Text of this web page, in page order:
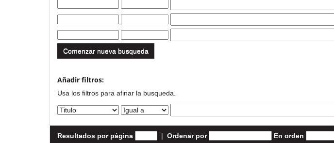
Comenzar nueva busqueda
Añadir filtros:
Usa los filtros para afinar la busqueda.
Resultados por página | Ordenar por En orden